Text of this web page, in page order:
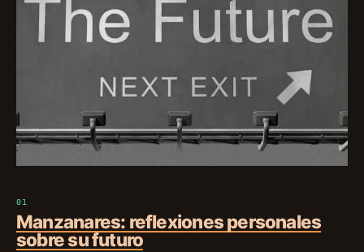
Manzanares: reflexiones personales
sobre su futuro